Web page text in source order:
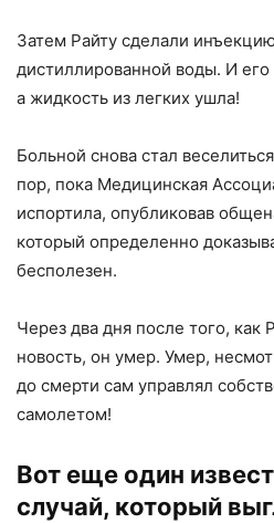
Затем Райту сделали
дистиллированной воды. И его
а жидкость из легких ушла!
Больной снова стал
пор, пока Медицинская
испортила, опубликовав
который определенно
бесполезен.
Через два дня после того, как
новость, он умер. Умер,
до смерти сам управлял
самолетом!
Вот еще один
случай, который